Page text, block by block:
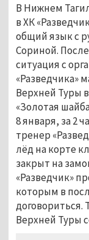
В Нижнем
в ХК
общий язык с
Сориной.
ситуация с
«Разведчика»
Верхней Туры
«Золотая
8 января, за 2
тренер
лёд на корте
закрыт на
«Разведчик»
которым в
договориться.
Верхней Туры